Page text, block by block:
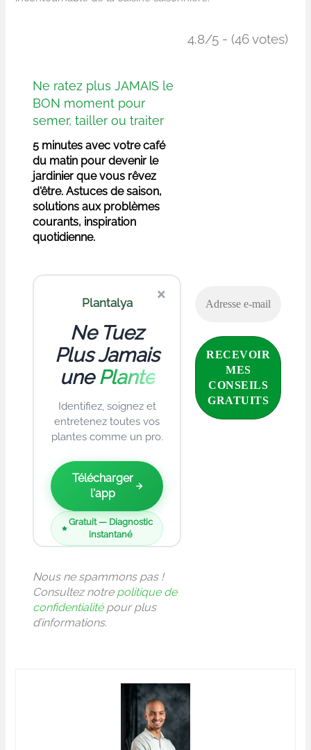
4.8/5 - (46 votes)
Ne ratez plus JAMAIS le
BON moment pour
semer, tailler ou traiter
5 minutes avec votre café
du matin pour devenir le
jardinier que vous rêvez
d'être. Astuces de saison,
solutions aux problèmes
courants, inspiration
quotidienne.
×
Plantalya
Ne Tuez
Plus Jamais
unePlante
Identifiez, soignez et
entretenez toutes vos
plantes comme un pro.
Télécharger
l'app
Gratuit — Diagnostic
instantané
Nous ne spammons pas !
Consultez notre politique de
confidentialitépour plus
d’informations.